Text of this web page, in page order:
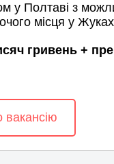
у Полтаві з
місця у
гривень +
вакансію